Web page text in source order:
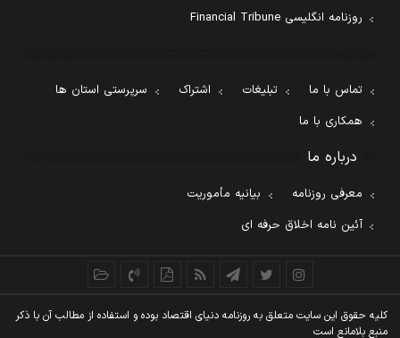
روزنامه انگلیسی Financial Tribune
تماس با ما تبلیغات اشتراک
سرپرستی استان ها
همکاری با ما
درباره ما
معرفی روزنامه
بیانیه مأموریت
آئین نامه اخلاق حرفه ای
کليه حقوق اين سايت متعلق به روزنامه دنيای اقتصاد بوده و استفاده از مطالب آن با ذکر
منبع بلامانع است